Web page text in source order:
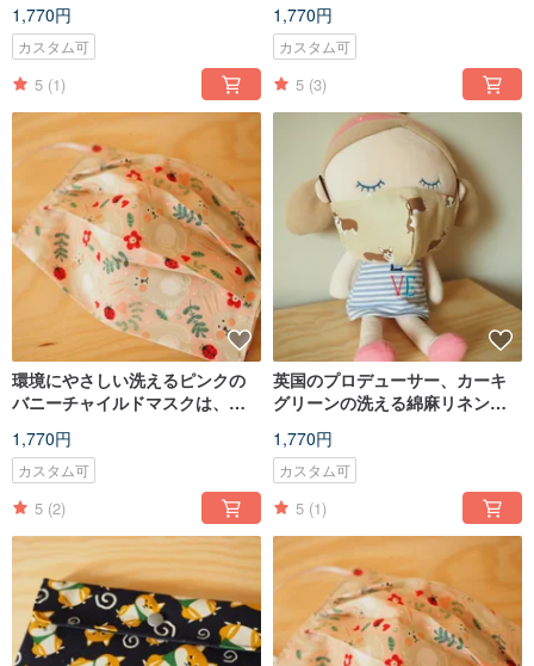
エレメントまたは使い捨てマス
クに入れることができます
1,770円
カスタム可
5 (1)
スクに入れることができます
1,770円
カスタム可
5 (3)
環境にやさしい洗えるピンクの
バニーチャイルドマスクは、フ
捨てマスクに入れることができ
ます
1,770円
カスタム可
5 (2)
英国のプロデューサー、カーキ
グリーンの洗える綿麻リネンの
使い捨てマスクに入れることが
できます
1,770円
カスタム可
5 (1)